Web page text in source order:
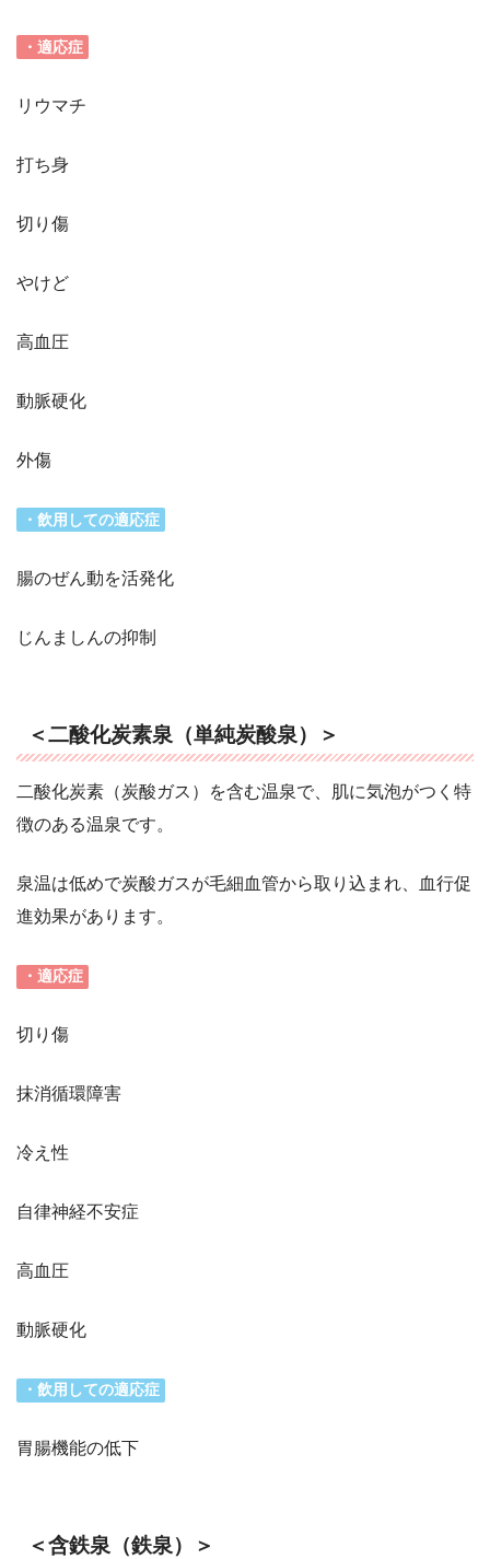
・適応症
リウマチ
打ち身
切り傷
やけど
高血圧
動脈硬化
外傷
・飲用しての適応症
腸のぜん動を活発化
じんましんの抑制
＜二酸化炭素泉（単純炭酸泉）＞
二酸化炭素（炭酸ガス）を含む温泉で、肌に気泡がつく特
徴のある温泉です。
泉温は低めで炭酸ガスが毛細血管から取り込まれ、血行促
進効果があります。
・適応症
切り傷
抹消循環障害
冷え性
自律神経不安症
高血圧
動脈硬化
・飲用しての適応症
胃腸機能の低下
＜含鉄泉（鉄泉）＞